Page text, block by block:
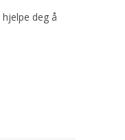
deg å